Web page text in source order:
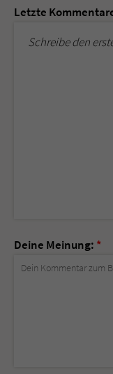
Letzte
Schreibe den
Deine Meinung: *